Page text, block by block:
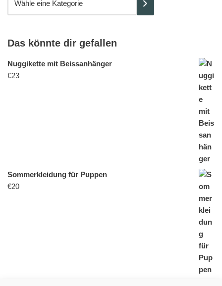
Das könnte dir gefallen
Nuggikette mit Beissanhänger
€23
Sommerkleidung für Puppen
€20